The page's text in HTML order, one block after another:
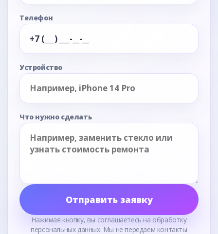
Телефон
Устройство
Что нужно сделать
Отправить заявку
Нажимая кнопку, вы соглашаетесь на обработку
персональных данных. Мы не передаем контакты